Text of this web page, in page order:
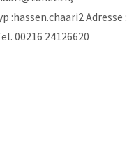
:hassen.chaari2 Adresse :
00216 24126620